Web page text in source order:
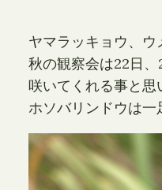
ヤマラッキョウ、ウ
秋の観察会は22日、
咲いてくれる事と思
ホソバリンドウは一